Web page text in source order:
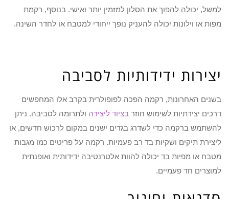
למשל, יכולה להפוך את הסלון למזמין יותר ואישי. בנוסף, רקמת
מפות או וילונות יכולה להעניק נופך ייחודי למטבח או לחדר השינה.
יצירות ידידותיות לסביבה
בשנים האחרונות, רקמה הפכה לפופולרית בקרב אלו המחפשים
דרכים יצירתיות לשימוש חוזר בציוד ליצירה ולתרומה לסביבה. ניתן
להשתמש ברקמה כדי לשדרג בגדים ישנים במקום לרכוש חדשים, או
ליצירת תיקים ושקיות בד רב פעמיות. רקמה על פריטים כמו מגבות
מטבח או מפיות בד יכולה להוות אלטרנטיבה ידידותית ואופנתית
למוצרים חד פעמיים.